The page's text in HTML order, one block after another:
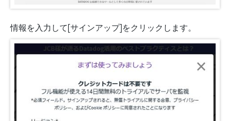
情報を入力して[サインアップ]をクリックします。